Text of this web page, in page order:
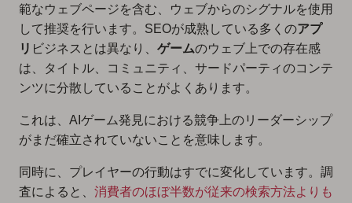
範なウェブページを含む、ウェブからのシグナルを使用
して推奨を行います。SEOが成熟している多くのアプ
リ ビジネスとは異なり、 ゲームのウェブ上での存在感
は、タイトル、コミュニティ、サードパーティのコンテ
ンツに分散していることがよくあります。
これは、AIゲーム発見における競争上のリーダーシップ
がまだ確立されていないことを意味します。
同時に、プレイヤーの行動はすでに変化しています。調
査によると、 消費者のほぼ半数が従来の検索方法よりも